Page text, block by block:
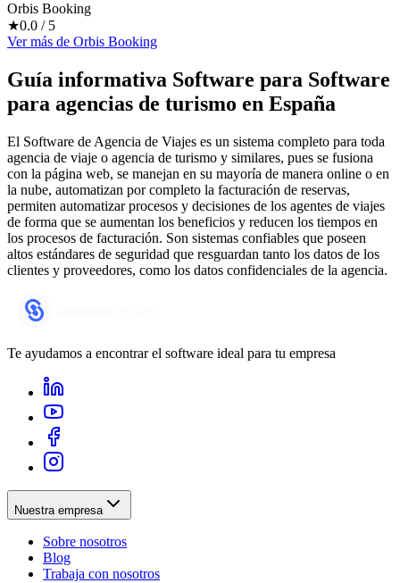
Orbis Booking
★0.0 / 5
Ver más de Orbis Booking
Guía informativa Software para Software
para agencias de turismo en España
El Software de Agencia de Viajes es un sistema completo para toda
agencia de viaje o agencia de turismo y similares, pues se fusiona
con la página web, se manejan en su mayoría de manera online o en
la nube, automatizan por completo la facturación de reservas,
permiten automatizar procesos y decisiones de los agentes de viajes
de forma que se aumentan los beneficios y reducen los tiempos en
los procesos de facturación. Son sistemas confiables que poseen
altos estándares de seguridad que resguardan tanto los datos de los
clientes y proveedores, como los datos confidenciales de la agencia.
Te ayudamos a encontrar el software ideal para tu empresa
Nuestra empresa
Sobre nosotros
Blog
Trabaja con nosotros